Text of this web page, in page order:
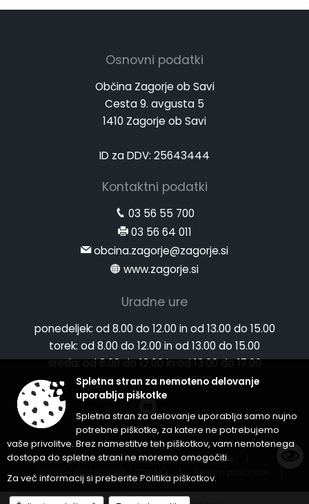
Osnovni podatki
Občina Zagorje ob Savi
Cesta 9. avgusta 5
1410 Zagorje ob Savi
ID za DDV: 25643444
Kontaktni podatki
03 56 55 700
03 56 64 011
obcina.zagorje@zagorje.si
www.zagorje.si
Uradne ure
ponedeljek: od 8.00 do 12.00 in od 13.00 do 15.00
torek: od 8.00 do 12.00 in od 13.00 do 15.00
petek:od 8.00 do 12.00
Splošni pogoji spletne strani
|
Center za varstvo osebnih podatkov
Izjava o dostopnosti (ZDSMA)
| Politika piškotkov
Spletna stran za nemoteno delovanje
uporablja piškotke
Spletna stran za delovanje uporablja samo nujno
potrebne piškotke, za katere ne potrebujemo
vaše privolitve. Brez namestitve teh piškotkov, vam nemotenega
dostopa do spletne strani ne moremo omogočiti.
Za več informacij si preberite Politika piškotkov.